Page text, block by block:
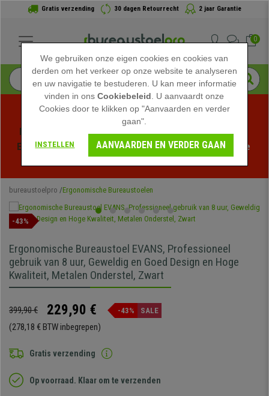
Gratis verzending 30 dagen Retourrecht 2 jaar Garantie
0
Profiteer van de Zomeruitverkoop bij bureaustoelpro!
Exclusieve kortingen voor een beperkte tijd - Bekijk de
bureaustoelpro Ergonomische Bureaustoelen
-43%
Ergonomische Bureaustoel EVANS, Professioneel
gebruik van 8 uur, Geweldig en Goed Design en Hoge
Kwaliteit, Metalen Onderstel, Zwart
399,90 € 229,90 € -43% SALE
(278,18 € BTW inbegrepen)
Gratis verzending
Op voorraad. Klaar om te verzenden
We gebruiken onze eigen cookies en cookies van
derden om het verkeer op onze website te analyseren
en uw navigatie te bestuderen. U kan meer informatie
vinden in onsCookiebeleid . U aanvaardt onze
Cookies door te klikken op "Aanvaarden en verder
gaan".
INSTELLEN AANVAARDEN EN VERDER GAAN